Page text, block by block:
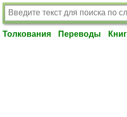
Толкования Переводы